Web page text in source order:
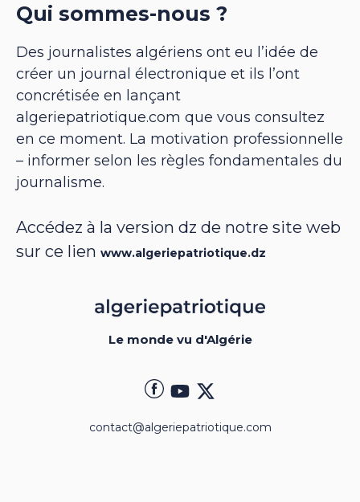
Qui sommes-nous ?
Des journalistes algériens ont eu l’idée de
créer un journal électronique et ils l’ont
concrétisée en lançant
algeriepatriotique.com que vous consultez
en ce moment. La motivation professionnelle
– informer selon les règles fondamentales du
journalisme.
Accédez à la version dz de notre site web
sur ce lien www.algeriepatriotique.dz
Le monde vu d'Algérie
contact@algeriepatriotique.com